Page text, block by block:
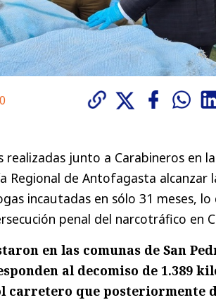
junto a Carabineros en
Regional de Antofagasta alcanzar
incautadas en sólo 31 meses, lo
penal del narcotráfico en
en las comunas de San
al decomiso de 1.389
carretero que posteriormente